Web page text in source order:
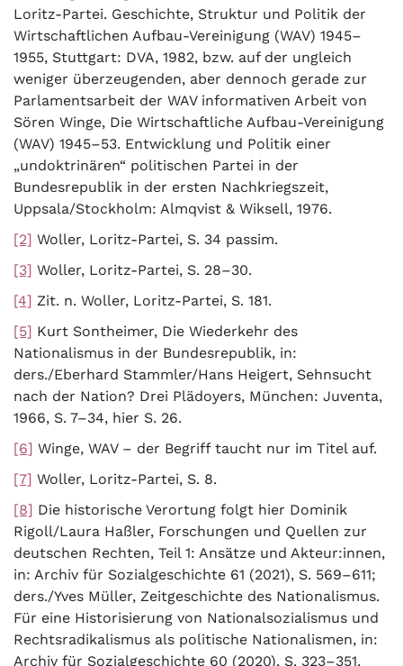
Loritz-Partei. Geschichte, Struktur und Politik der
Wirtschaftlichen Aufbau-Vereinigung (WAV) 1945–
1955, Stuttgart: DVA, 1982, bzw. auf der ungleich
weniger überzeugenden, aber dennoch gerade zur
Parlamentsarbeit der WAV informativen Arbeit von
Sören Winge, Die Wirtschaftliche Aufbau-Vereinigung
(WAV) 1945–53. Entwicklung und Politik einer
„undoktrinären“ politischen Partei in der
Bundesrepublik in der ersten Nachkriegszeit,
Uppsala/Stockholm: Almqvist & Wiksell, 1976.
[2] Woller, Loritz-Partei, S. 34 passim.
[3] Woller, Loritz-Partei, S. 28–30.
[4] Zit. n. Woller, Loritz-Partei, S. 181.
[5] Kurt Sontheimer, Die Wiederkehr des
Nationalismus in der Bundesrepublik, in:
ders./Eberhard Stammler/Hans Heigert, Sehnsucht
nach der Nation? Drei Plädoyers, München: Juventa,
1966, S. 7–34, hier S. 26.
[6] Winge, WAV – der Begriff taucht nur im Titel auf.
[7] Woller, Loritz-Partei, S. 8.
[8] Die historische Verortung folgt hier Dominik
Rigoll/Laura Haßler, Forschungen und Quellen zur
deutschen Rechten, Teil 1: Ansätze und Akteur:innen,
in: Archiv für Sozialgeschichte 61 (2021), S. 569–611;
ders./Yves Müller, Zeitgeschichte des Nationalismus.
Für eine Historisierung von Nationalsozialismus und
Rechtsradikalismus als politische Nationalismen, in:
Archiv für Sozialgeschichte 60 (2020), S. 323–351.